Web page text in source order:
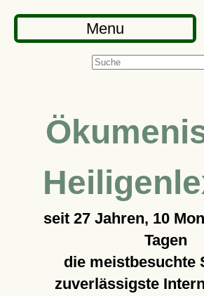
Menu
seit 27 Jahren, 10
Tagen
die meistbesuchte
zuverlässigste